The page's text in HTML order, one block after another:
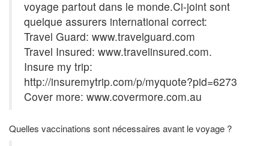
voyage partout dans le monde.Ci-joint sont
quelque assurers international correct:
Travel Guard: www.travelguard.com
Travel Insured: www.travelinsured.com.
Insure my trip:
http://insuremytrip.com/p/myquote?pid=6273
Cover more: www.covermore.com.au
Quelles vaccinations sont nécessaires avant le voyage ?